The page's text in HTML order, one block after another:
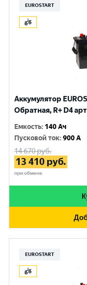
EUROSTART
Аккумулятор
Обратная, R+ D4
Емкость: 140 Ач
Пусковой ток:900 A
14 670руб.
13 410 руб.
при обмене
EUROSTART